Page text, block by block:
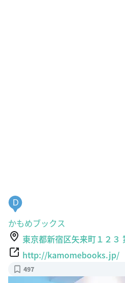
D
かもめブックス
東京都新宿区矢来町１２３
http://kamomebooks.jp/
497